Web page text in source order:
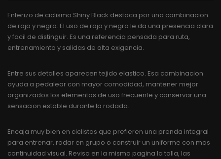
Enterizo de ciclismo Shiny Black destaca por una combinacion
de rojo y negro. El uso de rojo y negro le da una presencia clara
y facil de distinguir. Es una referencia pensada para ruta,
entrenamiento y salidas de alta exigencia.
Entre sus detalles aparecen tejido elastico. Esa combinacion
ayuda a pedalear con mayor comodidad, mantener mejor
organizados los elementos de uso frecuente y conservar una
sensacion estable durante la rodada.
Encaja muy bien en ciclistas que prefieren una prenda integral
para entrenar, rodar en grupo o construir un uniforme con mas
continuidad visual. Revisa en la misma pagina la talla, las